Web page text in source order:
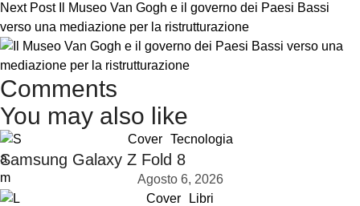
Next Post
Il Museo Van Gogh e il governo dei Paesi Bassi
verso una mediazione per la ristrutturazione
Comments
You may also like
Cover Tecnologia
Samsung Galaxy Z Fold 8
Agosto 6, 2026
Cover
Libri